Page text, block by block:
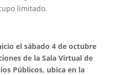
limitado.
el sábado 4 de octubre
de la Sala Virtual de
Públicos, ubica en la